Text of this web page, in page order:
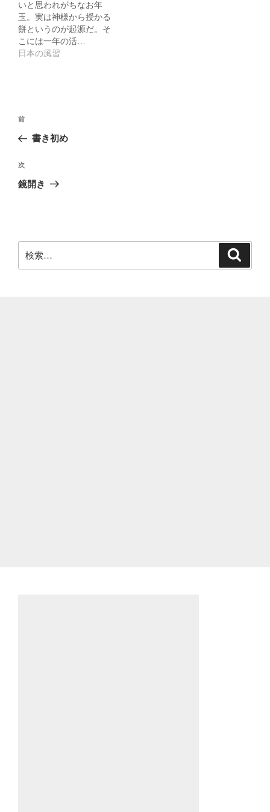
いと思われがちなお年
玉。実は神様から授かる
餅というのが起源だ。そ
こには一年の活…
日本の風習
投
ナ
ビ
ゲ
ン
前
の
稿
前
書き初め
次
の
次
鏡開き
索: